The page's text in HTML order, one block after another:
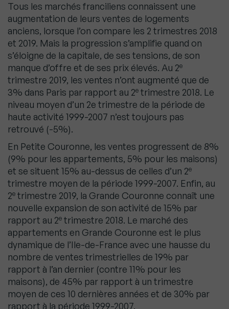
Tous les marchés franciliens connaissent une
augmentation de leurs ventes de logements
anciens, lorsque l’on compare les 2 trimestres 2018
et 2019. Mais la progression s’amplifie quand on
s’éloigne de la capitale, de ses tensions, de son
manque d’offre et de ses prix élevés. Au 2e
trimestre 2019, les ventes n’ont augmenté que de
3% dans Paris par rapport au 2e trimestre 2018. Le
niveau moyen d’un 2e trimestre de la période de
haute activité 1999-2007 n’est toujours pas
retrouvé (-5%).
En Petite Couronne, les ventes progressent de 8%
(9% pour les appartements, 5% pour les maisons)
et se situent 15% au-dessus de celles d’un 2e
trimestre moyen de la période 1999-2007. Enfin, au
2e trimestre 2019, la Grande Couronne connaît une
nouvelle expansion de son activité de 15% par
rapport au 2e trimestre 2018. Le marché des
appartements en Grande Couronne est le plus
dynamique de l’Ile-de-France avec une hausse du
nombre de ventes trimestrielles de 19% par
rapport à l’an dernier (contre 11% pour les
maisons), de 45% par rapport à un trimestre
moyen de ces 10 dernières années et de 30% par
rapport à la période 1999-2007.